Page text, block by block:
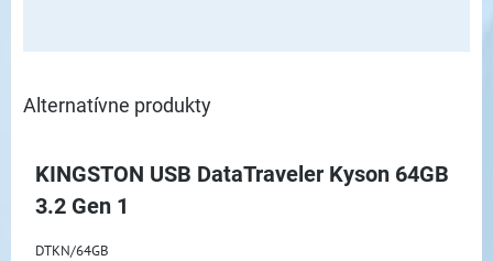
Alternatívne produkty
KINGSTON USB DataTraveler Kyson 64GB
3.2 Gen 1
DTKN/64GB